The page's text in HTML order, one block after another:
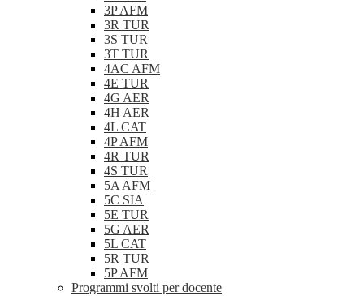
3P AFM
3R TUR
3S TUR
3T TUR
4AC AFM
4E TUR
4G AER
4H AER
4L CAT
4P AFM
4R TUR
4S TUR
5A AFM
5C SIA
5E TUR
5G AER
5L CAT
5R TUR
5P AFM
Programmi svolti per docente